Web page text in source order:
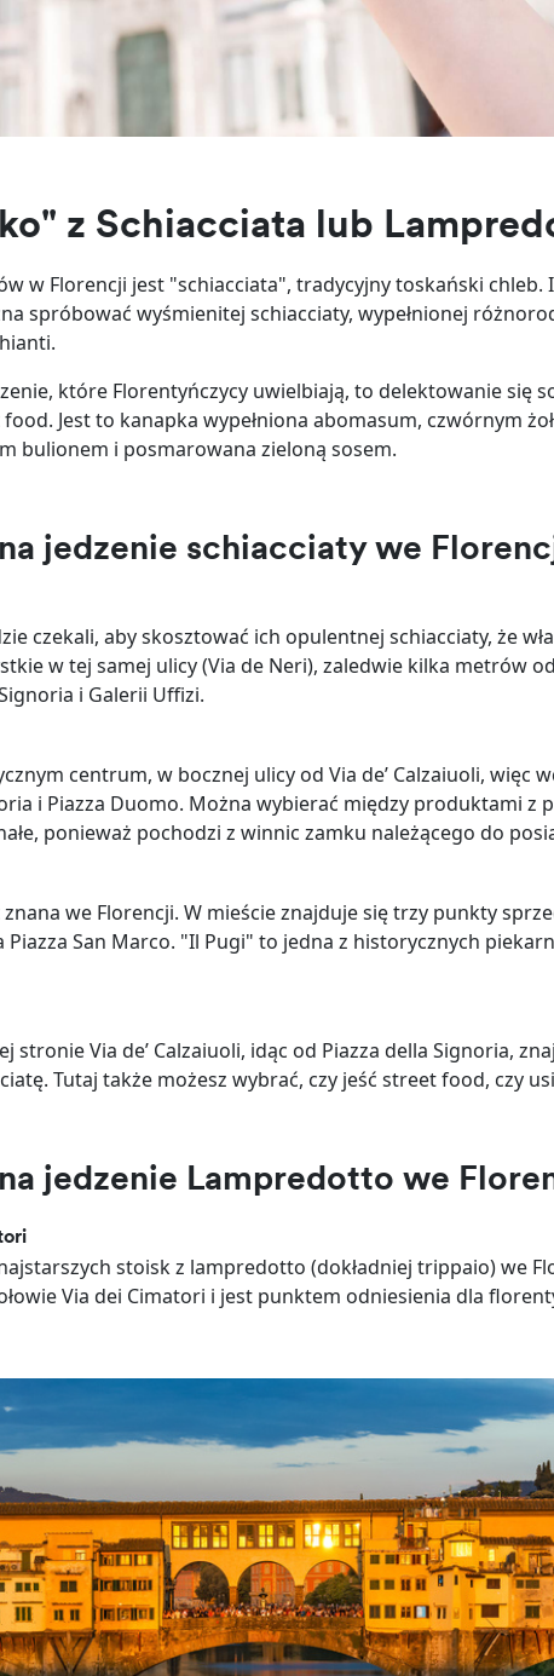
z Schiacciata lub
w Florencji jest "schiacciata", tradycyjny toskański chleb.
spróbować wyśmienitej schiacciaty, wypełnionej
które Florentyńczycy uwielbiają, to delektowanie się
Jest to kanapka wypełniona abomasum, czwórnym
bulionem i posmarowana zieloną sosem.
jedzenie schiacciaty we
czekali, aby skosztować ich opulentnej schiacciaty, że
w tej samej ulicy (Via de Neri), zaledwie kilka metrów
i Galerii Uffizi.
centrum, w bocznej ulicy od Via de’ Calzaiuoli, więc
i Piazza Duomo. Można wybierać między produktami z
ponieważ pochodzi z winnic zamku należącego do
we Florencji. W mieście znajduje się trzy punkty
San Marco. "Il Pugi" to jedna z historycznych
stronie Via de’ Calzaiuoli, idąc od Piazza della Signoria,
Tutaj także możesz wybrać, czy jeść street food, czy
jedzenie Lampredotto we
stoisk z lampredotto (dokładniej trippaio) we
Via dei Cimatori i jest punktem odniesienia dla